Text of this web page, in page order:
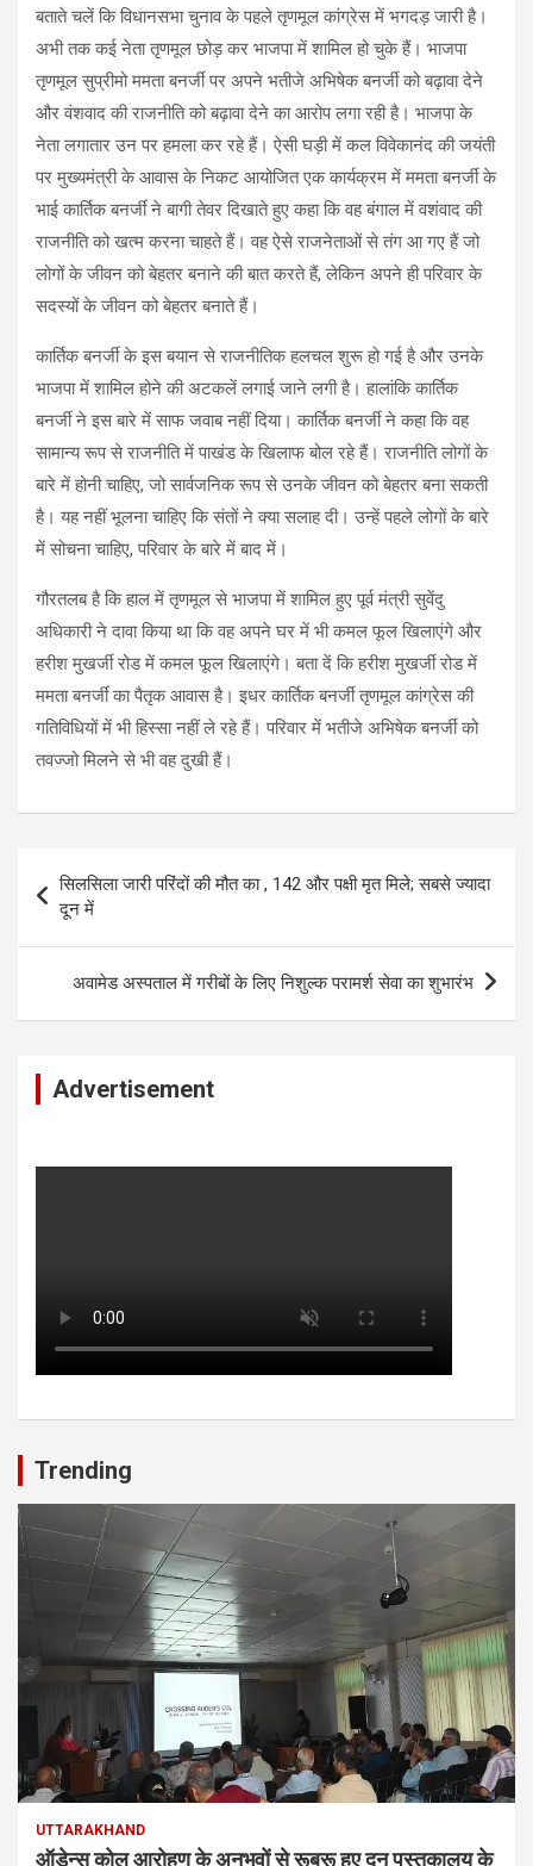
बताते चलें कि विधानसभा चुनाव के पहले तृणमूल कांग्रेस में भगदड़ जारी है।
अभी तक कई नेता तृणमूल छोड़ कर भाजपा में शामिल हो चुके हैं। भाजपा
तृणमूल सुप्रीमो ममता बनर्जी पर अपने भतीजे अभिषेक बनर्जी को बढ़ावा देने
और वंशवाद की राजनीति को बढ़ावा देने का आरोप लगा रही है। भाजपा के
नेता लगातार उन पर हमला कर रहे हैं। ऐसी घड़ी में कल विवेकानंद की जयंती
पर मुख्यमंत्री के आवास के निकट आयोजित एक कार्यक्रम में ममता बनर्जी के
भाई कार्तिक बनर्जी ने बागी तेवर दिखाते हुए कहा कि वह बंगाल में वशंवाद की
राजनीति को खत्म करना चाहते हैं। वह ऐसे राजनेताओं से तंग आ गए हैं जो
लोगों के जीवन को बेहतर बनाने की बात करते हैं, लेकिन अपने ही परिवार के
सदस्यों के जीवन को बेहतर बनाते हैं।
कार्तिक बनर्जी के इस बयान से राजनीतिक हलचल शुरू हो गई है और उनके
भाजपा में शामिल होने की अटकलें लगाई जाने लगी है। हालांकि कार्तिक
बनर्जी ने इस बारे में साफ जवाब नहीं दिया। कार्तिक बनर्जी ने कहा कि वह
सामान्य रूप से राजनीति में पाखंड के खिलाफ बोल रहे हैं। राजनीति लोगों के
बारे में होनी चाहिए, जो सार्वजनिक रूप से उनके जीवन को बेहतर बना सकती
है। यह नहीं भूलना चाहिए कि संतों ने क्या सलाह दी। उन्हें पहले लोगों के बारे
में सोचना चाहिए, परिवार के बारे में बाद में।
गौरतलब है कि हाल में तृणमूल से भाजपा में शामिल हुए पूर्व मंत्री सुवेंदु
अधिकारी ने दावा किया था कि वह अपने घर में भी कमल फूल खिलाएंगे और
हरीश मुखर्जी रोड में कमल फूल खिलाएंगे। बता दें कि हरीश मुखर्जी रोड में
ममता बनर्जी का पैतृक आवास है। इधर कार्तिक बनर्जी तृणमूल कांग्रेस की
गतिविधियों में भी हिस्सा नहीं ले रहे हैं। परिवार में भतीजे अभिषेक बनर्जी को
तवज्जो मिलने से भी वह दुखी हैं।
navigation
सिलसिला जारी परिंदों की मौत का , 142 और पक्षी मृत मिले; सबसे ज्यादा
दून में
अवामेड अस्पताल में गरीबों के लिए निशुल्क परामर्श सेवा का शुभारंभ
Advertisement
Trending
UTTARAKHAND
ऑडेन्स कोल आरोहण के अनुभवों से रूबरू हुए दून पुस्तकालय के